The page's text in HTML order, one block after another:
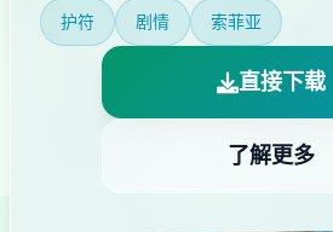
护符 剧情 索菲亚
直接下载
了解更多